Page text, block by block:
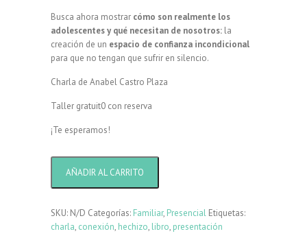
Busca ahora mostrar cómo son realmente los
adolescentes y qué necesitan de nosotros: la
creación de un espacio de confianza incondicional
para que no tengan que sufrir en silencio.
Charla de Anabel Castro Plaza
Taller gratuit0 con reserva
¡Te esperamos!
Fuertes
EL
Bullying
AÑADIR AL CARRITO
SKU: N/D Categorías: Familiar, Presencial Etiquetas:
charla, conexión, hechizo, libro, presentación